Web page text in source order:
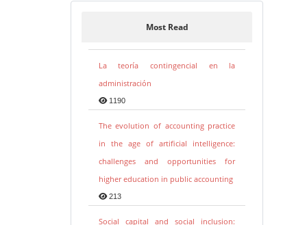
Most Read
La teoría contingencial en la
administración
1190
The evolution of accounting practice
in the age of artificial intelligence:
challenges and opportunities for
higher education in public accounting
213
Social capital and social inclusion: